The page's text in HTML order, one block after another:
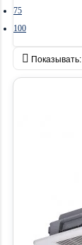
75
100
Показывать: